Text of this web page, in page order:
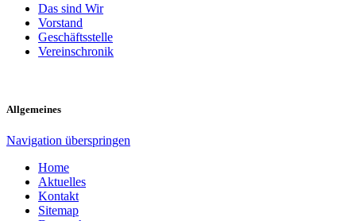
Das sind Wir
Vorstand
Geschäftsstelle
Vereinschronik
Allgemeines
Navigation überspringen
Home
Aktuelles
Kontakt
Sitemap